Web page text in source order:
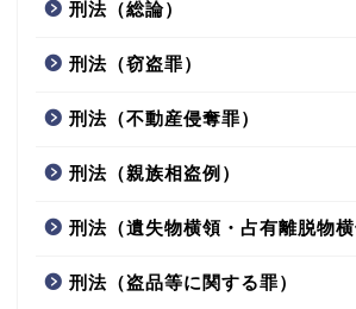
刑法（総論）
刑法（窃盗罪）
刑法（不動産侵奪罪）
刑法（親族相盗例）
刑法（遺失物横領・占有離脱物横
刑法（盗品等に関する罪）